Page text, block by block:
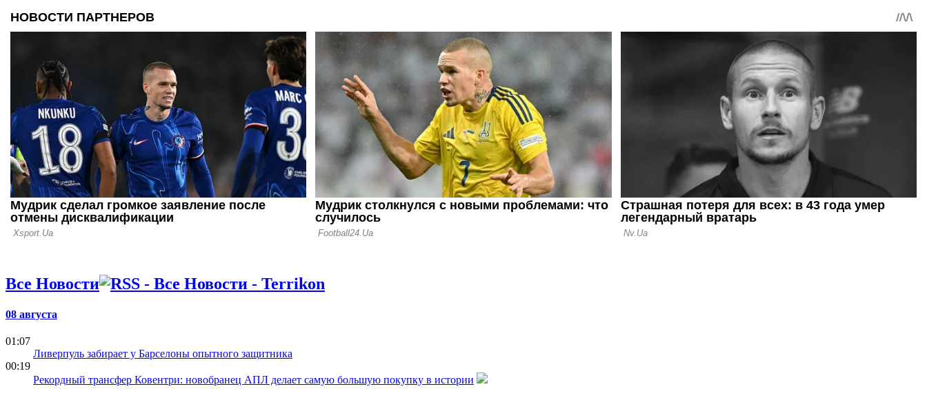
08.06.26 09:40
Малага сделала большой шаг
к возвращению в Ла Лигу
07.06.26 16:16
Выборы президента Реала:
сенсация возможна
Все Новости
08 августа
01:07
Ливерпуль забирает у Барселоны опытного защитника
00:19
Рекордный трансфер Ковентри: новобранец АПЛ делает самую большую покупку в истории